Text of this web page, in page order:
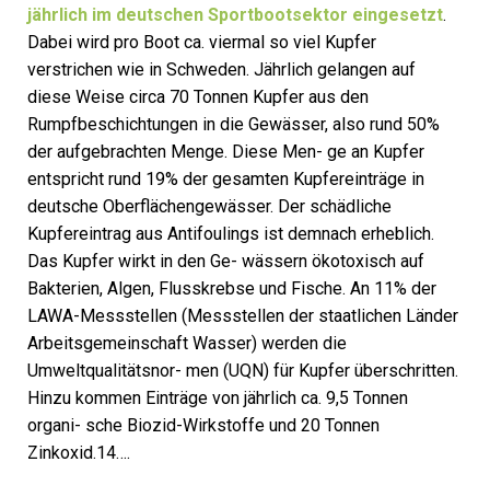
jährlich im deutschen Sportbootsektor eingesetzt.
Dabei wird pro Boot ca. viermal so viel Kupfer
verstrichen wie in Schweden. Jährlich gelangen auf
diese Weise circa 70 Tonnen Kupfer aus den
Rumpfbeschichtungen in die Gewässer, also rund 50%
der aufgebrachten Menge. Diese Men- ge an Kupfer
entspricht rund 19% der gesamten Kupfereinträge in
deutsche Oberflächengewässer. Der schädliche
Kupfereintrag aus Antifoulings ist demnach erheblich.
Das Kupfer wirkt in den Ge- wässern ökotoxisch auf
Bakterien, Algen, Flusskrebse und Fische. An 11% der
LAWA-Messstellen (Messstellen der staatlichen Länder
Arbeitsgemeinschaft Wasser) werden die
Umweltqualitätsnor- men (UQN) für Kupfer überschritten.
Hinzu kommen Einträge von jährlich ca. 9,5 Tonnen
organi- sche Biozid-Wirkstoffe und 20 Tonnen
Zinkoxid.14….